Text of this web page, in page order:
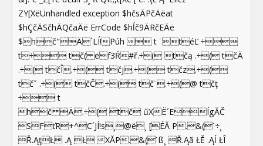
ZY[XëUnhandled exception $hčsÄPčÄëat
$hÇčÄSčhÄQčaÄë ErrCode $hĺč9ÄRčEÄë
$hč"Ä´LÍ!Púh  t ˙téĽ ÷
t÷ tč( ëf3Ŕ#ř.÷( tčą .÷( tčÄ
.÷( tčÎ.÷( tčj.÷( tčz.÷(
tčˇ .÷( tčČ.÷( tč˙.÷(@ tčţ
÷ t
hč Ä.÷( tč űXË´EÍgĂČ
SFťR+^C´JÍ!s¸@ë¸ [ÉĂ P.&(˙÷¸
Ř.ĄţŁ .Ą Ł XĂP.&(˙ß¸ Ř.Ąă ŁĚ .Ąĺ ŁÎ